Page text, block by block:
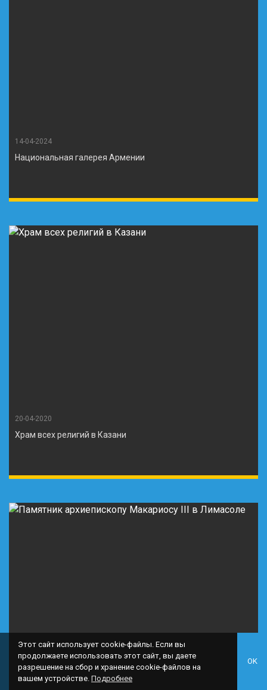
14-04-2024
Национальная галерея Армении
20-04-2020
Храм всех религий в Казани
Этот сайт использует cookie-файлы. Если вы
продолжаете использовать этот сайт, вы даете
разрешение на сбор и хранение cookie-файлов на
вашем устройстве. Подробнее
OK